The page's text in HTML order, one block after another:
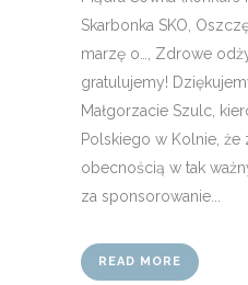
Skarbonka SKO,
marzę o…, Zdrowe
gratulujemy!
Małgorzacie Szulc,
Polskiego w Kolnie, że
obecnością w tak
za sponsorowanie...
READ MORE